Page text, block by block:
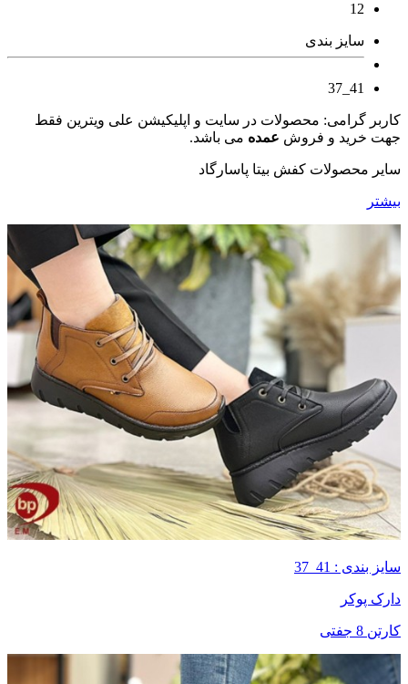
12
سایز بندی
41_37
کاربر گرامی: محصولات در سایت و اپلیکیشن علی ویترین فقط
جهت خرید و فروش عمده می باشد.
سایر محصولات کفش بیتا پاسارگاد
بیشتر
سایز بندی : 41_37
دارک پوکر
کارتن 8 جفتی